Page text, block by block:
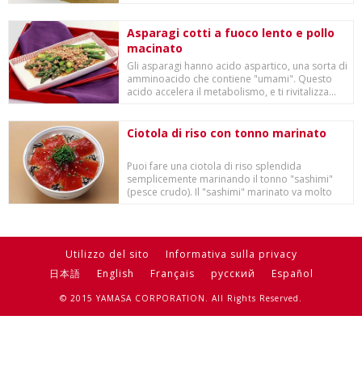
Asparagi cotti a fuoco lento e pollo
macinato
Gli asparagi hanno acido aspartico, una sorta di
amminoacido che contiene "umami". Questo
acido accelera il metabolismo, e ti rivitalizza...
Ciotola di riso con tonno marinato
Puoi fare una ciotola di riso splendida
semplicemente marinando il tonno "sashimi"
(pesce crudo). Il "sashimi" marinato va molto
Utilizzo del sito
Informativa sulla privacy
日本語
English Français русский Español
© 2015 YAMASA CORPORATION. All Rights Reserved.